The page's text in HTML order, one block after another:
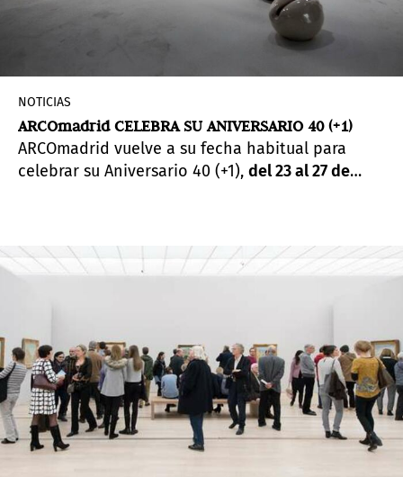
NOTICIAS
ARCOmadrid CELEBRA SU ANIVERSARIO 40 (+1)
ARCOmadrid vuelve a su fecha habitual para
celebrar su Aniversario 40 (+1), del 23 al 27 de